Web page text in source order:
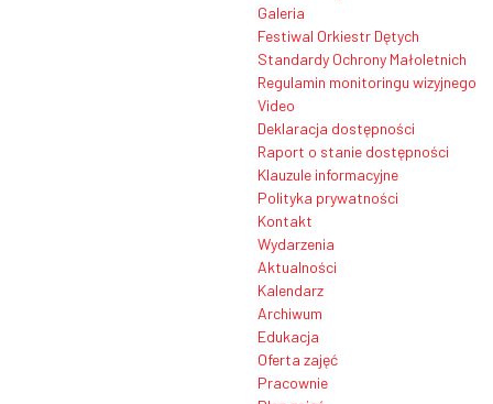
Galeria
Festiwal Orkiestr Dętych
Standardy Ochrony Małoletnich
Regulamin monitoringu wizyjnego
Video
Deklaracja dostępności
Raport o stanie dostępności
Klauzule informacyjne
Polityka prywatności
Kontakt
Wydarzenia
Aktualności
Kalendarz
Archiwum
Edukacja
Oferta zajęć
Pracownie